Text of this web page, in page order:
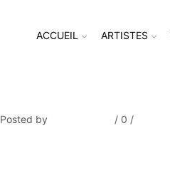
ACCUEIL ARTISTES
Posted by / 0 /